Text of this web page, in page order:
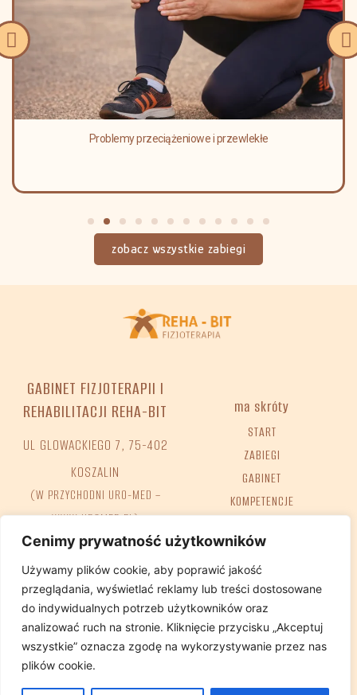
Cenimy prywatność użytkowników
Używamy plików cookie, aby poprawić jakość
przeglądania, wyświetlać reklamy lub treści dostosowane
do indywidualnych potrzeb użytkowników oraz
analizować ruch na stronie. Kliknięcie przycisku „Akceptuj
wszystkie” oznacza zgodę na wykorzystywanie przez nas
plików cookie.
Problemy przeciążeniowe i przewlekłe
zobacz wszystkie zabiegi
GABINET FIZJOTERAPII I
REHABILITACJI REHA-BIT
UL GLOWACKIEGO 7, 75-402
KOSZALIN
(W PRZYCHODNI URO-MED –
WWW.UROMED.PL)
Tel. +48 698 68 02 38
e-mail:GABINET@REHA-BIT.PL
ma skróty
START
ZABIEGI
GABINET
KOMPETENCJE
ENCYKLOPEDIA
FAQ